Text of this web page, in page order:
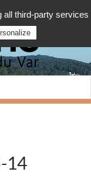
14
all third-party services